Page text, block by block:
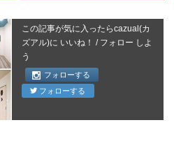
この記事が気に入ったらcazual(カ
ズアル)に いいね！ / フォロー しよ
う
フォローする
フォローする